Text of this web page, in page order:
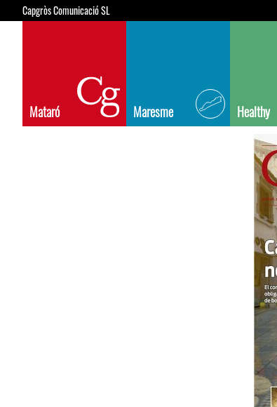
Capgròs Comunicació SL
Mataró Maresme Healthy